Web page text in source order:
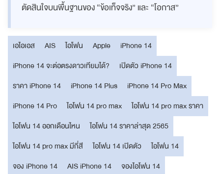
ตัดสินใจบนพื้นฐานของ “ข้อเท็จจริง” และ “โอกาส”
เอไอเอส AIS ไอโฟน Apple
iPhone 14
iPhone 14 จะต่อตรงดาวเทียมได้?
เปิดตัว iPhone 14
ราคา iPhone 14
iPhone 14 Plus
iPhone 14 Pro Max
iPhone 14 Pro
ไอโฟน 14 pro max
ไอโฟน 14 pro max ราคา
ไอโฟน 14 ออกเดือนไหน
ไอโฟน 14 ราคาล่าสุด 2565
ไอโฟน 14 pro max มีกี่สี
ไอโฟน 14 เปิดตัว
ไอโฟน 14
จอง iPhone 14
AIS iPhone 14 จองไอโฟน 14